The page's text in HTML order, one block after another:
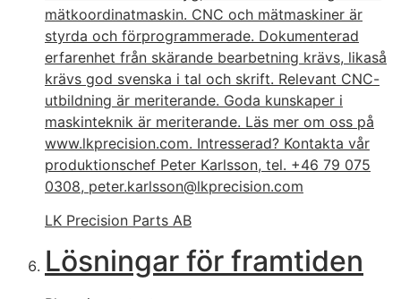
mätkoordinatmaskin. CNC och mätmaskiner är
styrda och förprogrammerade. Dokumenterad
erfarenhet från skärande bearbetning krävs, likaså
krävs god svenska i tal och skrift. Relevant CNC-
utbildning är meriterande. Goda kunskaper i
maskinteknik är meriterande. Läs mer om oss på
www.lkprecision.com. Intresserad? Kontakta vår
produktionschef Peter Karlsson, tel. +46 79 075
0308, peter.karlsson@lkprecision.com
LK Precision Parts AB
Lösningar för framtiden